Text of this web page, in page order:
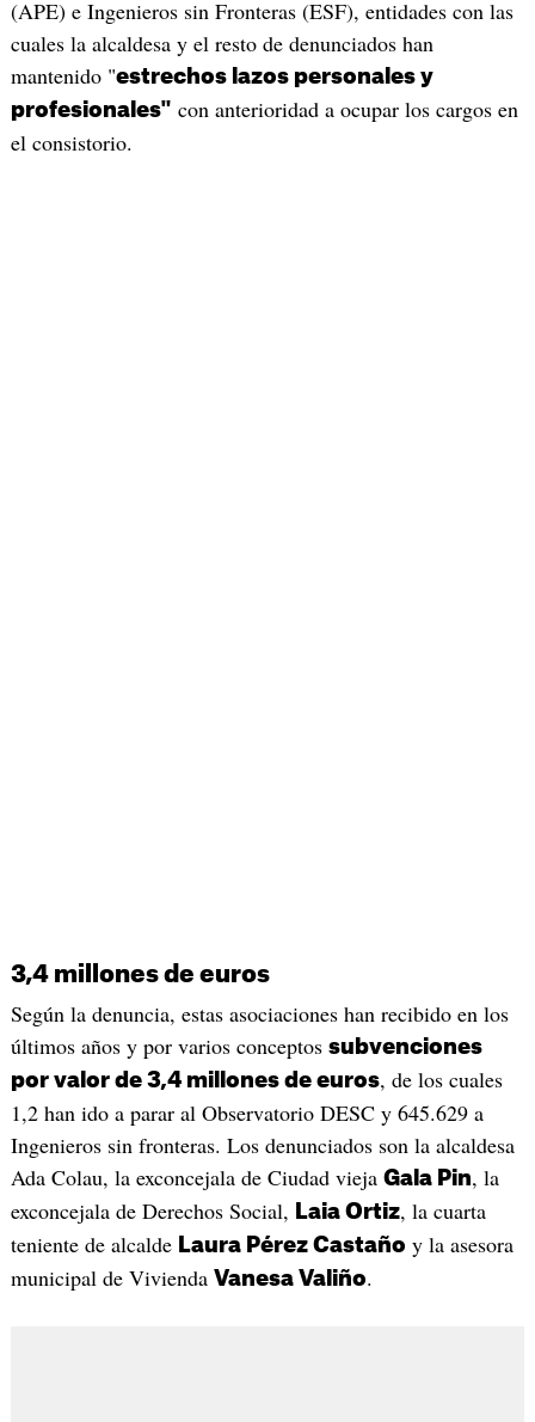
(APE) e Ingenieros sin Fronteras (ESF), entidades con las
cuales la alcaldesa y el resto de denunciados han
mantenido "estrechos lazos personales y
profesionales" con anterioridad a ocupar los cargos en
el consistorio.
3,4 millones de euros
Según la denuncia, estas asociaciones han recibido en los
últimos años y por varios conceptos subvenciones
por valor de 3,4 millones de euros, de los cuales
1,2 han ido a parar al Observatorio DESC y 645.629 a
Ingenieros sin fronteras. Los denunciados son la alcaldesa
Ada Colau, la exconcejala de Ciudad vieja Gala Pin, la
exconcejala de Derechos Social,
Laia Ortiz, la cuarta
teniente de alcalde Laura Pérez Castaño y la asesora
municipal de Vivienda Vanesa Valiño.